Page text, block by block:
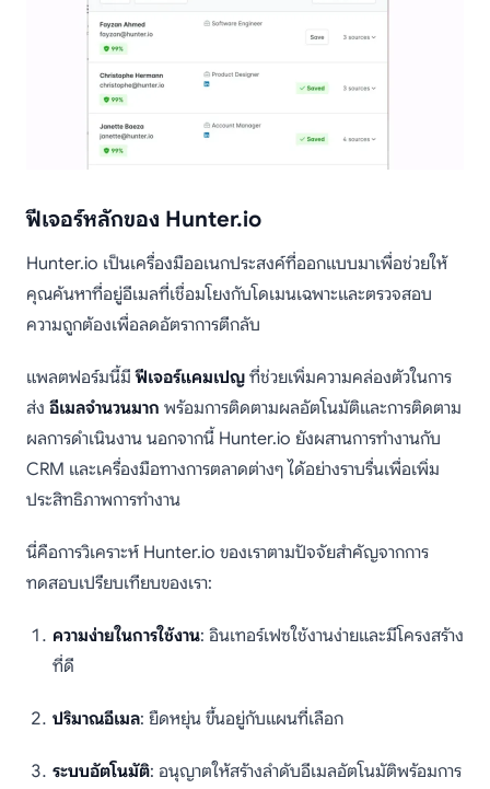
ฟีเจอร์หลักของ Hunter.io
Hunter.io เป็นเครื่องมืออเนกประสงค์ที่ออกแบบมาเพื่อช่วยให้
คุณค้นหาที่อยู่อีเมลที่เชื่อมโยงกับโดเมนเฉพาะและตรวจสอบ
ความถูกต้องเพื่อลดอัตราการตีกลับ
แพลตฟอร์มนี้มีฟีเจอร์แคมเปญ ที่ช่วยเพิ่มความคล่องตัวในการ
ส่ง อีเมลจำนวนมาก พร้อมการติดตามผลอัตโนมัติและการติดตาม
ผลการดำเนินงาน นอกจากนี้ Hunter.io ยังผสานการทำงานกับ
CRM และเครื่องมือทางการตลาดต่างๆ ได้อย่างราบรื่นเพื่อเพิ่ม
ประสิทธิภาพการทำงาน
นี่คือการวิเคราะห์ Hunter.io ของเราตามปัจจัยสำคัญจากการ
ทดสอบเปรียบเทียบของเรา:
ความง่ายในการใช้งาน: อินเทอร์เฟซใช้งานง่ายและมีโครงสร้าง
ที่ดี
ปริมาณอีเมล: ยืดหยุ่น ขึ้นอยู่กับแผนที่เลือก
ระบบอัตโนมัติ: อนุญาตให้สร้างลำดับอีเมลอัตโนมัติพร้อมการ